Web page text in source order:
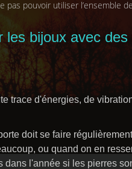
les bijoux avec des
trace d'énergies, de
doit se faire
ou quand on en
dans l'année si les pierres
pouvoir utiliser l’ensemble